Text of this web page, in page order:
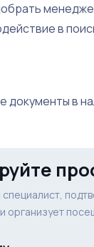
в
документы в
организует